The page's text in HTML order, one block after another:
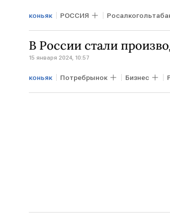
коньяк РОССИЯ
В России стали
15 января 2024, 10:57
коньяк Потребрынок Бизнес